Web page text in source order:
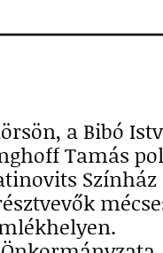
a Bibó
Tamás